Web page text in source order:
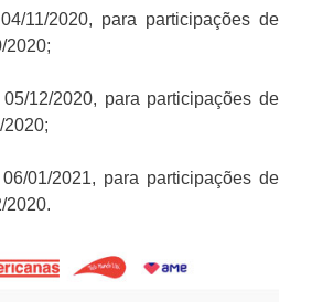
11/2020, para participações de
2020;
12/2020, para participações de
2020;
01/2021, para participações de
2020.